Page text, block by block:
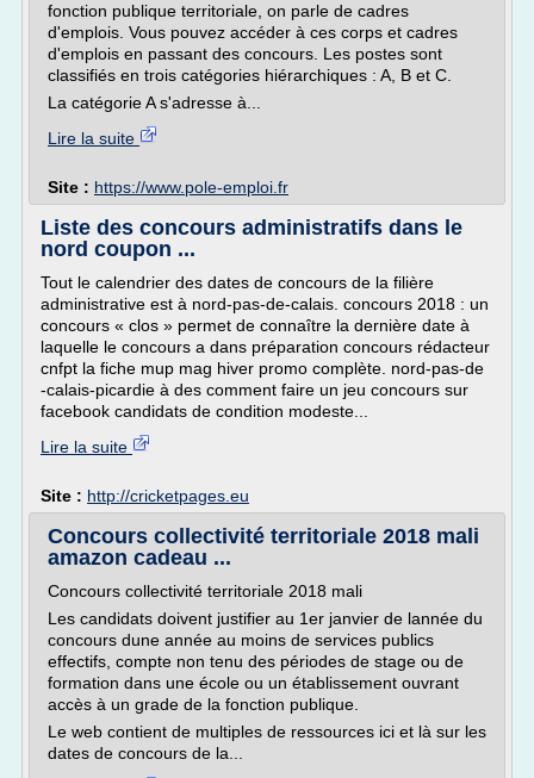
fonction publique territoriale, on parle de cadres
d'emplois. Vous pouvez accéder à ces corps et cadres
d'emplois en passant des concours. Les postes sont
classifiés en trois catégories hiérarchiques : A, B et C.
La catégorie A s'adresse à...
Lire la suite
Site : https://www.pole-emploi.fr
Liste des concours administratifs dans le
nord coupon ...
Tout le calendrier des dates de concours de la filière
administrative est à nord-pas-de-calais. concours 2018 : un
concours « clos » permet de connaître la dernière date à
laquelle le concours a dans préparation concours rédacteur
cnfpt la fiche mup mag hiver promo complète. nord-pas-de
-calais-picardie à des comment faire un jeu concours sur
facebook candidats de condition modeste...
Lire la suite
Site : http://cricketpages.eu
Concours collectivité territoriale 2018 mali
amazon cadeau ...
Concours collectivité territoriale 2018 mali
Les candidats doivent justifier au 1er janvier de lannée du
concours dune année au moins de services publics
effectifs, compte non tenu des périodes de stage ou de
formation dans une école ou un établissement ouvrant
accès à un grade de la fonction publique.
Le web contient de multiples de ressources ici et là sur les
dates de concours de la...